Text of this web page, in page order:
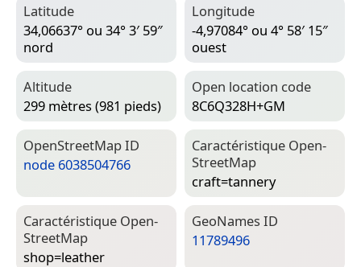
Latitude
34,06637° ou 34° 3′ 59″
nord
Longitude
-4,97084° ou 4° 58′ 15″
ouest
Altitude
299 mètres (981 pieds)
Open location code
8C6Q328H+GM
Open­Street­Map ID
node 6038504766
Caractéristique Open­
Street­Map
craft=­tannery
Caractéristique Open­
Street­Map
shop=­leather
Geo­Names ID
11789496